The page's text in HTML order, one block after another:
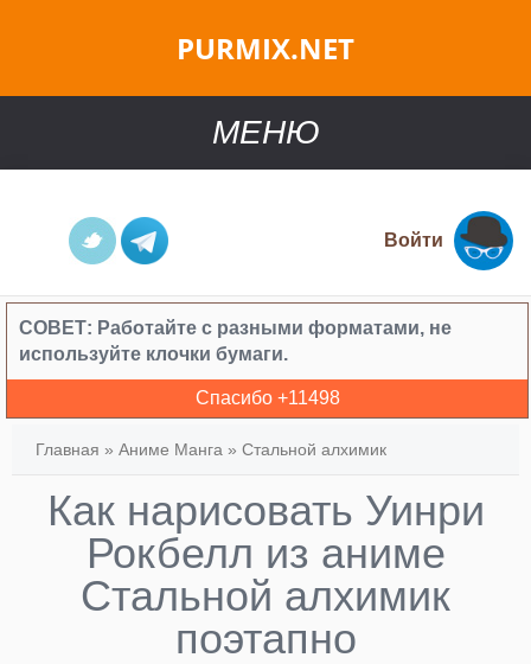
PURMIX.NET
МЕНЮ
Войти
СОВЕТ: Работайте с разными форматами, не
используйте клочки бумаги.
Спасибо +11498
Главная » Аниме Манга » Стальной алхимик
Как нарисовать Уинри
Рокбелл из аниме
Стальной алхимик
поэтапно